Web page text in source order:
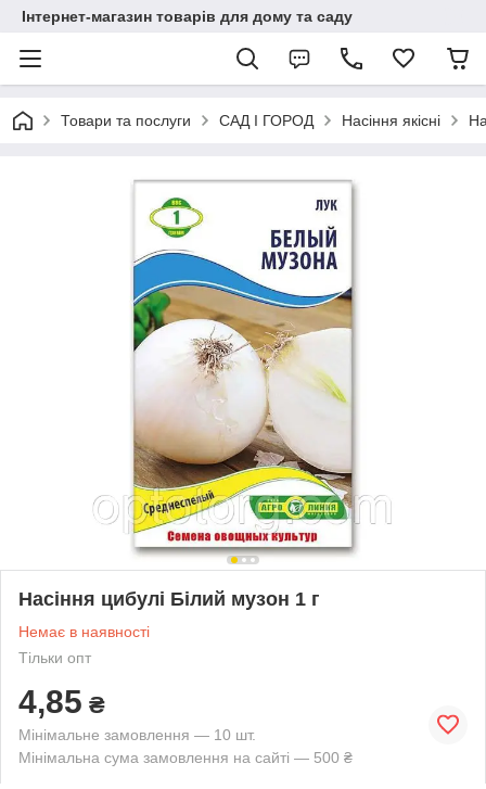
Інтернет-магазин товарів для дому та саду
Товари та послуги САД І ГОРОД Насіння якісні
Насіння цибулі Білий музон 1 г
Немає в наявності
Тільки опт
4,85 ₴
Мінімальне замовлення — 10 шт.
Мінімальна сума замовлення на сайті — 500 ₴